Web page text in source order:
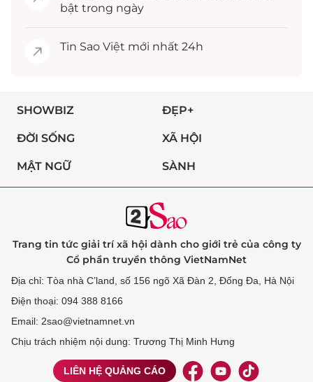
bật trong ngày
Tin Sao Việt mới nhất 24h
SHOWBIZ ĐẸP+
ĐỜI SỐNG XÃ HỘI
MẬT NGỮ SÀNH
Trang tin tức giải trí xã hội dành cho giới trẻ của công ty
Cổ phần truyền thông VietNamNet
Địa chỉ: Tòa nhà C’land, số 156 ngõ Xã Đàn 2, Đống Đa, Hà Nội
Điện thoại: 094 388 8166
Email: 2sao@vietnamnet.vn
Chịu trách nhiệm nội dung: Trương Thị Minh Hưng
LIÊN HỆ QUẢNG CÁO